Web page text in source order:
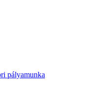
pályamunka